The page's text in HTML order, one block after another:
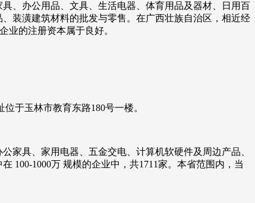
、办公用品、文具、生活电器、体育用品及器材、日用百
装潢建筑材料的批发与零售。在广西壮族自治区，相近经
业的注册资本属于良好。
于玉林市教育东路180号一楼。
家具、家用电器、五金交电、计算机软硬件及周边产品、
100-1000万 规模的企业中，共1711家。本省范围内，当